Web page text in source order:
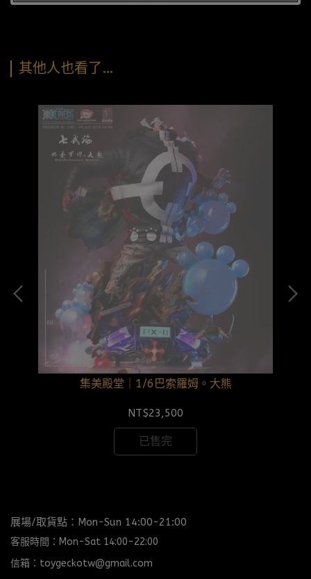
其他人也看了…
集美殿堂｜1/6巴索羅姆。大熊
NT$23,500
已售完
展場/取貨點：Mon-Sun 14:00-21:00
客服時間：Mon-Sat 14:00-22:00
信箱：toygeckotw@gmail.com